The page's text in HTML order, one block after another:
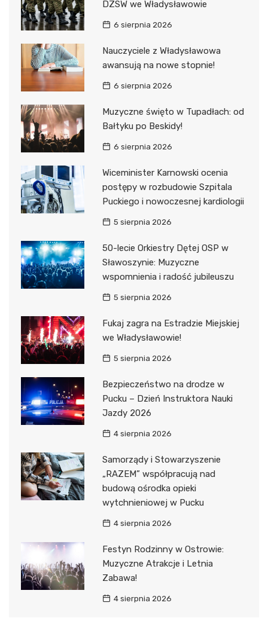
DZSW we Władysławowie
6 sierpnia 2026
Nauczyciele z Władysławowa
awansują na nowe stopnie!
6 sierpnia 2026
Muzyczne święto w Tupadłach: od
Bałtyku po Beskidy!
6 sierpnia 2026
Wiceminister Karnowski ocenia
postępy w rozbudowie Szpitala
Puckiego i nowoczesnej kardiologii
5 sierpnia 2026
50-lecie Orkiestry Dętej OSP w
Sławoszynie: Muzyczne
wspomnienia i radość jubileuszu
5 sierpnia 2026
Fukaj zagra na Estradzie Miejskiej
we Władysławowie!
5 sierpnia 2026
Bezpieczeństwo na drodze w
Pucku – Dzień Instruktora Nauki
Jazdy 2026
4 sierpnia 2026
Samorządy i Stowarzyszenie
„RAZEM” współpracują nad
budową ośrodka opieki
wytchnieniowej w Pucku
4 sierpnia 2026
Festyn Rodzinny w Ostrowie:
Muzyczne Atrakcje i Letnia
Zabawa!
4 sierpnia 2026